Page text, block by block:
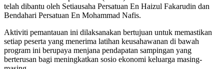
telah dibantu oleh Setiausaha Persatuan En Haizul Fakarudin dan
Bendahari Persatuan En Mohammad Nafis.
Aktiviti pemantauan ini dilaksanakan bertujuan untuk memastikan
setiap peserta yang menerima latihan keusahawanan di bawah
program ini berupaya menjana pendapatan sampingan yang
berterusan bagi meningkatkan sosio ekonomi keluarga masing-